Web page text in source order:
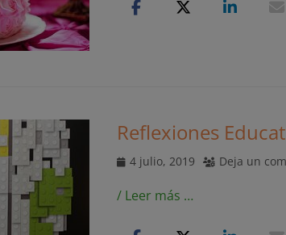
Reflexiones
Publicado
4 julio, 2019 Deja un
/ Leer más …